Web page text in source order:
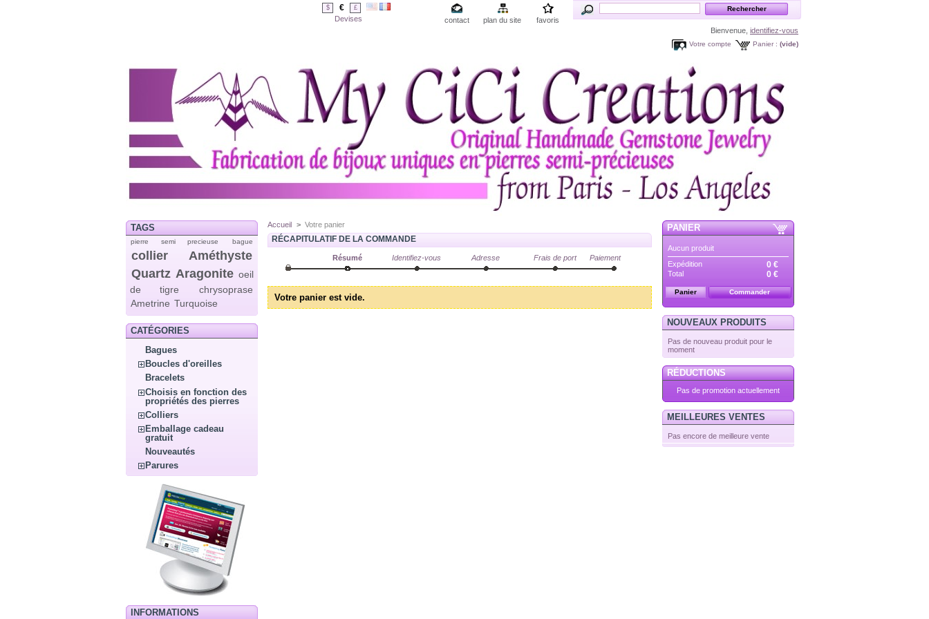
$ € £
Devises contact plan du site
favoris
Bienvenue,identifiez-vous
Panier : (vide)
Votre compte
TAGS
pierre semi precieuse bague
collier
Améthyste
Quartz Aragonite oeil
de tigre
chrysoprase
Ametrine Turquoise
CATÉGORIES
Bagues
Boucles d'oreilles
Bracelets
Choisis en fonction des
propriétés des pierres
Colliers
Emballage cadeau
gratuit
Nouveautés
Parures
INFORMATIONS
Accueil > Votre panier
RÉCAPITULATIF DE LA COMMANDE
Résumé Identifiez-vous Adresse Frais de port Paiement
Votre panier est vide.
PANIER
Aucun produit
Expédition
0 €
Total 0 €
Panier Commander
NOUVEAUX PRODUITS
Pas de nouveau produit pour le
moment
RÉDUCTIONS
Pas de promotion actuellement
MEILLEURES VENTES
Pas encore de meilleure vente